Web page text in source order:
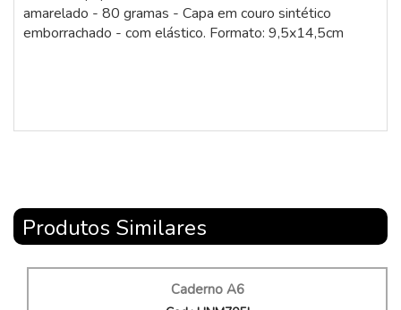
amarelado - 80 gramas - Capa em couro sintético
emborrachado - com elástico. Formato: 9,5x14,5cm
Produtos Similares
Caderno A6